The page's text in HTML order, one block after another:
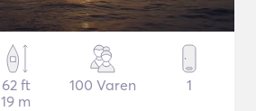
62 ft
19 m
100 Varen 1